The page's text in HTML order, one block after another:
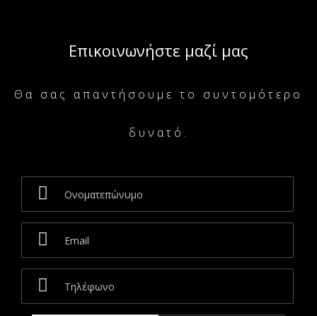
Επικοινωνήστε μαζί μας
Θα σας απαντήσουμε το συντομότερο
δυνατό.